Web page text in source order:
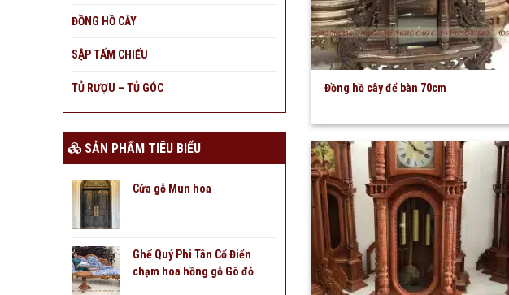
ĐỒNG HỒ CÂY
SẬP TẤM CHIẾU
TỦ RƯỢU – TỦ GÓC
SẢN PHẨM TIÊU BIỂU
Cửa gỗ Mun hoa
Ghế Quý Phi Tân Cổ Điển
chạm hoa hồng gỗ Gõ đỏ
Đồng hồ cây để bàn 70cm